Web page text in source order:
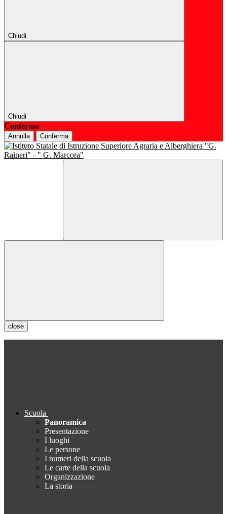
Chiudi
Chiudi
Conferma
Annulla Conferma
close
Scuola
Panoramica
Presentazione
I luoghi
Le persone
I numeri della scuola
Le carte della scuola
Organizzazione
La storia